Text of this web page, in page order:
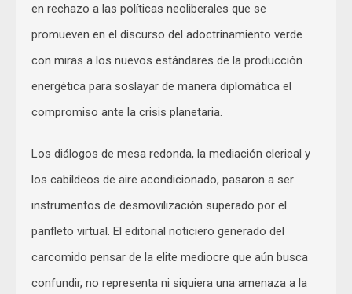
en rechazo a las políticas neoliberales que se
promueven en el discurso del adoctrinamiento verde
con miras a los nuevos estándares de la producción
energética para soslayar de manera diplomática el
compromiso ante la crisis planetaria.
Los diálogos de mesa redonda, la mediación clerical y
los cabildeos de aire acondicionado, pasaron a ser
instrumentos de desmovilización superado por el
panfleto virtual. El editorial noticiero generado del
carcomido pensar de la elite mediocre que aún busca
confundir, no representa ni siquiera una amenaza a la